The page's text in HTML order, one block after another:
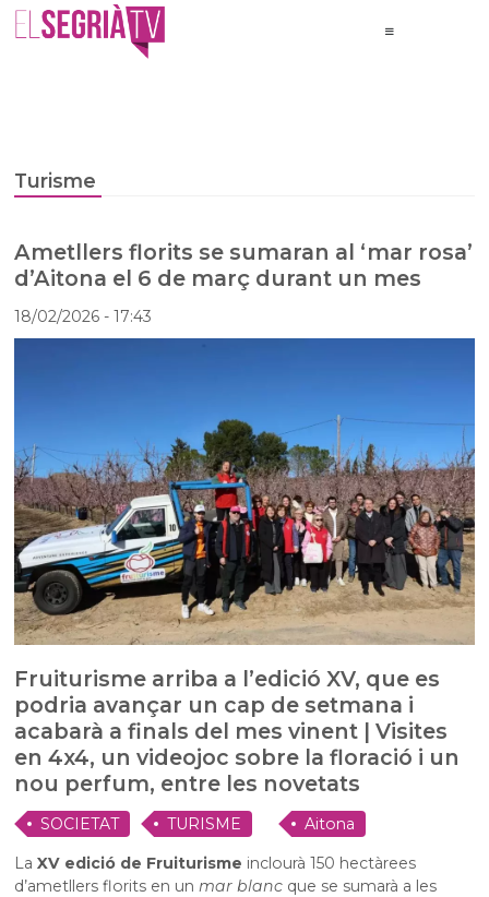
Turisme
Ametllers florits se sumaran al ‘mar rosa’
d’Aitona el 6 de març durant un mes
18/02/2026- 17:43
Fruiturisme arriba a l’edició XV, que es
podria avançar un cap de setmana i
acabarà a finals del mes vinent | Visites
en 4x4, un videojoc sobre la floració i un
nou perfum, entre les novetats
SOCIETAT TURISME
Aitona
LaXV edició de Fruiturisme inclourà 150 hectàrees
d’ametllers florits en un mar blanc que se sumarà a les